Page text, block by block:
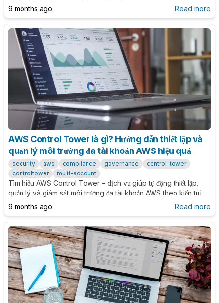
Organizations, đảm bảo tuân thủ, bảo mật và kiểm soát tập trung
trên nhiều tài khoản AWS.
9 months ago Read more
AWS Control Tower là gì? Hướng dẫn thiết lập và
quản lý môi trường đa tài khoản AWS hiệu quả
security aws compliance governance
control-tower
controltower
multi-account
Tìm hiểu AWS Control Tower – dịch vụ giúp tự động thiết lập,
quản lý và giám sát môi trường đa tài khoản AWS theo kiến trúc
chuẩn, đảm bảo tuân thủ, bảo mật và dễ mở rộng cho tổ chức của
9 months ago Read more